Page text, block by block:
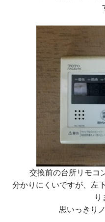
交換前の台所リモコ
分かりにくいですが、左
り
思いっきり